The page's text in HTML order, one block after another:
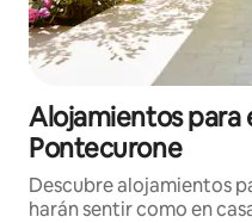
Alojamientos para
Pontecurone
Descubre alojamientos
harán sentir como en